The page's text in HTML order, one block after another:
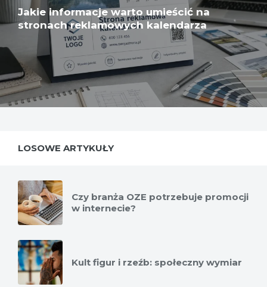
Jakie informacje warto umieścić na
stronach reklamowych kalendarza
LOSOWE ARTYKUŁY
Czy branża OZE potrzebuje promocji
w internecie?
Kult figur i rzeźb: społeczny wymiar